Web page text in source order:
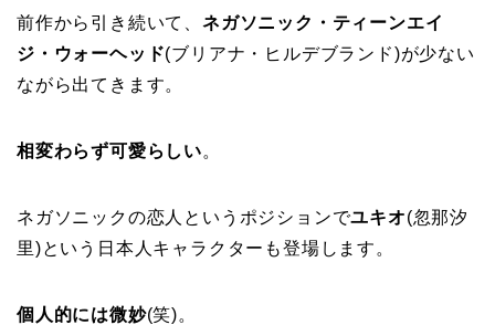
前作から引き続いて、 ネガソニック・ティーンエイ
ジ・ウォーヘッド(ブリアナ・ヒルデブランド)が少ない
ながら出てきます。
相変わらず可愛らしい。
ネガソニックの恋人というポジションでユキオ(忽那汐
里)という日本人キャラクターも登場します。
個人的には微妙(笑)。